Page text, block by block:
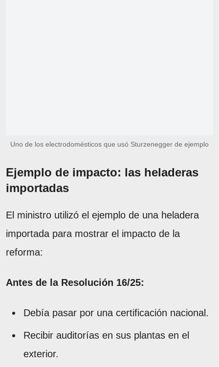
Uno de los electrodomésticos que usó Sturzenegger de ejemplo
Ejemplo de impacto: las heladeras
importadas
El ministro utilizó el ejemplo de una heladera
importada para mostrar el impacto de la
reforma:
Antes de la Resolución 16/25:
Debía pasar por una certificación nacional.
Recibir auditorías en sus plantas en el
exterior.